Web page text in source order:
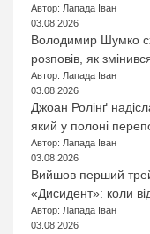
Автор: Лапада Іван
03.08.2026
Володимир Шумко
розповів, як
Автор: Лапада Іван
03.08.2026
Джоан Ролінґ
який у полоні
Автор: Лапада Іван
03.08.2026
Вийшов перший
«Дисидент»: коли
Автор: Лапада Іван
03.08.2026